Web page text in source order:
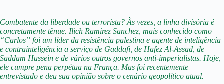
Combatente da liberdade ou terrorista? Às vezes, a linha divisória é
concretamente tênue. Ilich Ramirez Sanchez, mais conhecido como
“Carlos” foi um líder da resistência palestina e agente de inteligência
e contrainteligência a serviço de Gaddafi, de Hafez Al-Assad, de
Saddam Hussein e de vários outros governos anti-imperialistas. Hoje,
ele cumpre pena perpétua na França. Mas foi recentemente
entrevistado e deu sua opinião sobre o cenário geopolítico atual.